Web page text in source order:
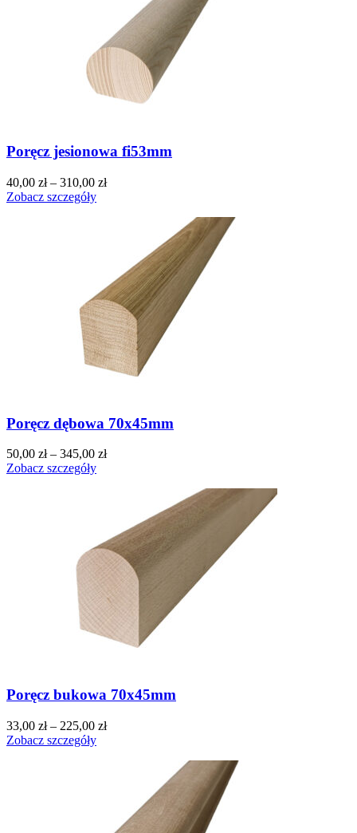
Poręcz jesionowa fi53mm
40,00 zł– 310,00 zł
Zobacz szczegóły
Poręcz dębowa 70x45mm
50,00 zł– 345,00 zł
Zobacz szczegóły
Poręcz bukowa 70x45mm
33,00 zł– 225,00 zł
Zobacz szczegóły